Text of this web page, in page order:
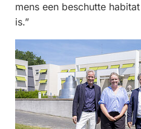
mens een beschutte
is.”